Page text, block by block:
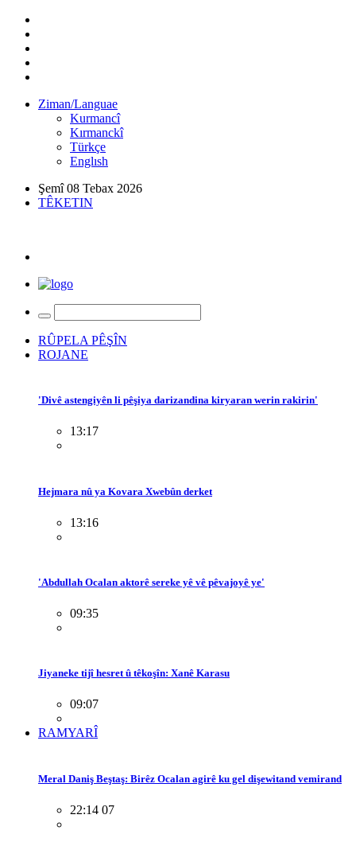
Ziman/Languae
Kurmancî
Kırmanckî
Türkçe
Englısh
Şemî 08 Tebax 2026
TÊKETIN
RÛPELA PÊŞÎN
ROJANE
'Divê astengiyên li pêşiya darizandina kiryaran werin rakirin'
13:17
Hejmara nû ya Kovara Xwebûn derket
13:16
'Abdullah Ocalan aktorê sereke yê vê pêvajoyê ye'
09:35
Jiyaneke tijî hesret û têkoşîn: Xanê Karasu
09:07
RAMYARÎ
Meral Daniş Beştaş: Birêz Ocalan agirê ku gel dişewitand vemirand
22:14 07